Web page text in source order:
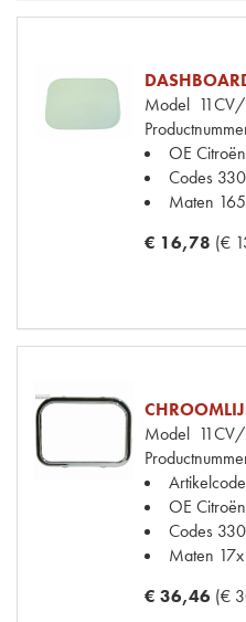
Model
OE Citroën
Codes
Maten
€ 16,78 (€
Model
OE Citroën
Codes
Maten
€ 36,46 (€